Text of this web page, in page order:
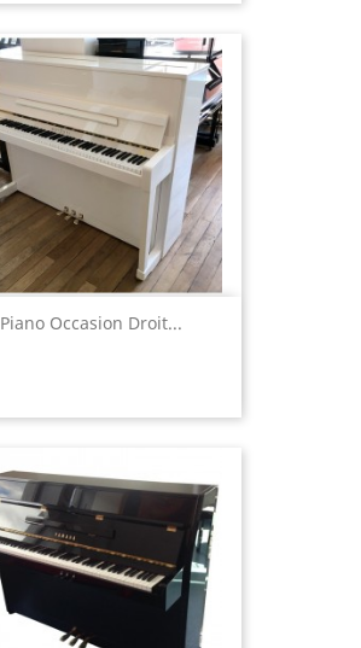
Piano Occasion Droit...